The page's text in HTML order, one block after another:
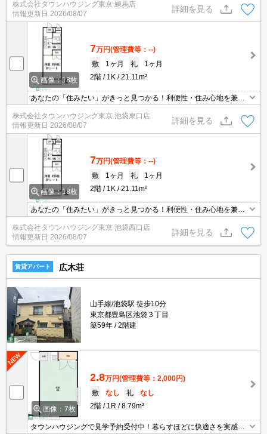
株式会社タウンハウジング東京 練馬店
情報更新日 2026/08/07
詳細を見る
画像：18枚
7万円(管理費等：--)
敷
1ヶ月 礼
1ヶ月
2階
1K 21.11m²
あなたの「住みたい」がきっと見つかる！利便性・住み心地を兼ね
揃えた賃貸物件！お気軽にご相談ください。お部屋探しはタウンハ
ウジングへお任せください！
株式会社タウンハウジング東京 池袋東口店
情報更新日 2026/08/07
詳細を見る
画像：18枚
7万円(管理費等：--)
敷
1ヶ月 礼
1ヶ月
2階
1K 21.11m²
あなたの「住みたい」がきっと見つかる！利便性・住み心地を兼ね
揃えた賃貸物件！お気軽にご相談ください。お部屋探しはタウンハ
ウジングへお任せください！
株式会社タウンハウジング東京 池袋西口店
情報更新日 2026/08/07
詳細を見る
賃貸アパート 広木荘
山手線/池袋駅 徒歩10分
東京都豊島区池袋３丁目
築59年
2階建
画像：7枚
2.8万円(管理費等：2,000円)
敷
なし 礼
なし
2階
1R 8.79m²
タウンハウジングで見学予約受付中！暮らすほどに快適さを実感で